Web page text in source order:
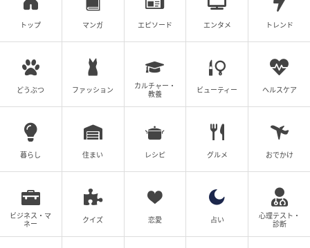
トップ マンガ エピソード エンタメ トレンド
どうぶつ ファッション
カルチャー・
教養
ビューティー ヘルスケア
暮らし 住まい レシピ グルメ おでかけ
ビジネス・マ
ネー
クイズ 恋愛 占い
心理テスト・
診断